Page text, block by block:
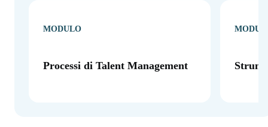
MODULO
Processi di Talent Management